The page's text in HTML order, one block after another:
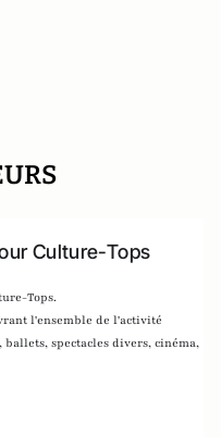
Culture-Tops
Tops.
l'ensemble de l'activité
spectacles divers, cinéma,